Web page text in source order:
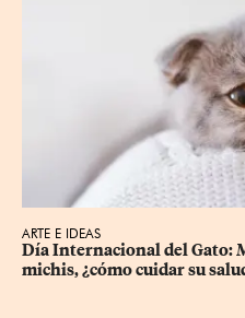
ARTE E IDEAS
Día Internacional del Gato:
michis, ¿cómo cuidar su